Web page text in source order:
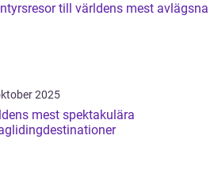
till världens mest avlägsna
2025
mest spektakulära